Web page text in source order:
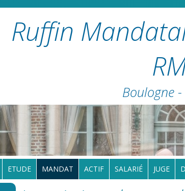
Ruffin
Boulogne
ETUDE MANDAT ACTIF SALARIÉ JUGE